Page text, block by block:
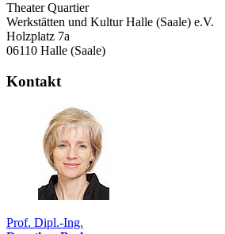
Theater Quartier
Werkstätten und Kultur Halle (Saale) e.V.
Holzplatz 7a
06110 Halle (Saale)
Kontakt
Prof. Dipl.-Ing.